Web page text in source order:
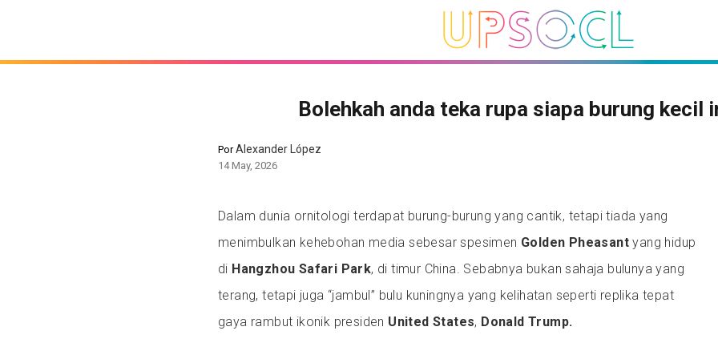
Bolehkah anda teka rupa siapa burung kecil
PorAlexander López
14 May, 2026
Dalam dunia ornitologi terdapat burung-burung yang cantik, tetapi tiada yang
menimbulkan kehebohan media sebesar spesimen Golden Pheasant yang hidup
di Hangzhou Safari Park, di timur China. Sebabnya bukan sahaja bulunya yang
terang, tetapi juga “jambul” bulu kuningnya yang kelihatan seperti replika tepat
gaya rambut ikonik presiden United States, Donald Trump.